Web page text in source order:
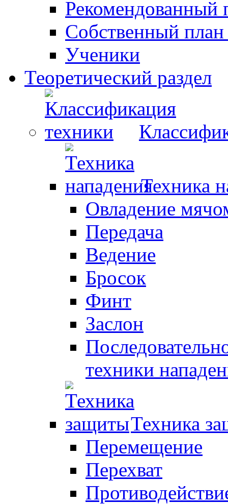
Рекомендованный
Собственный
Ученики
Теоретический раздел
Техника
Овладение
Передача
Ведение
Бросок
Финт
Заслон
техники
Техника
Перемещение
Перехват